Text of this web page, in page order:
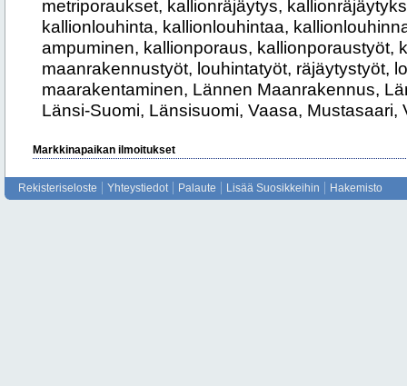
metriporaukset, kallionräjäytys,
kallionlouhinta, kallionlouhintaa,
ampuminen, kallionporaus, kallionporaustyöt,
maanrakennustyöt, louhintatyöt, räjäytystyöt,
maarakentaminen, Lännen Maanrakennus,
Länsi-Suomi, Länsisuomi, Vaasa, Mustasaari,
Markkinapaikan ilmoitukset
Rekisteriseloste Yhteystiedot Palaute Lisää Suosikkeihin Hakemisto